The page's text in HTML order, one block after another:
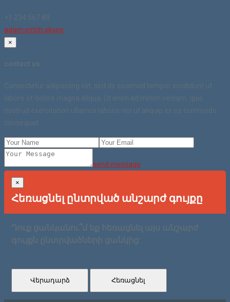
+1 234 567 89
adam.smith.skype
×
contact us
Consectetur adipisicing elit, sed do eiusmod tempor incididunt ut
labore et dolore magna aliqua. Ut enim ad minim veniam, quis
nostrud exercitation ullamco laboris nisi ut aliquip ex ea commodo
consequat.
send message
×
Հեռացնել ընտրված անշարժ գույքը
Դուք ցանկանու՞մ եք հեռացնել այս անշարժ
գույքն ընտրվածների ցանկից:
Վերադարձ Հեռացնել